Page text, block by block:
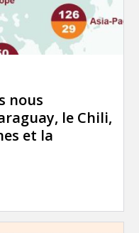
nous
le Chili,
et la